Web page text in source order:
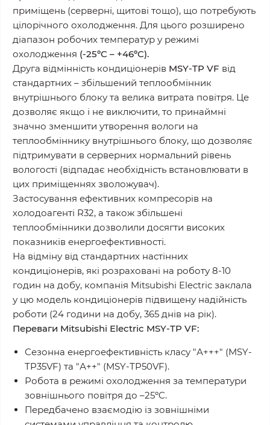
приміщень (серверні, щитові тощо), що потребують
цілорічного охолодження. Для цього розширено
діапазон робочих температур у режимі
охолодження (-25ºC – +46ºC).
Друга відмінність кондиціонерів MSY-TP VF від
стандартних – збільшений теплообмінник
внутрішнього блоку та велика витрата повітря. Це
дозволяє якщо і не виключити, то принаймні
значно зменшити утворення вологи на
теплообміннику внутрішнього блоку, що дозволяє
підтримувати в серверних нормальний рівень
вологості (відпадає необхідність встановлювати в
цих приміщеннях зволожувач).
Застосування ефективних компресорів на
холодоагенті R32, а також збільшені
теплообмінники дозволили досягти високих
показників енергоефективності.
На відміну від стандартних настінних
кондиціонерів, які розраховані на роботу 8-10
годин на добу, компанія Mitsubishi Electric заклала
у цю модель кондиціонерів підвищену надійність
роботи (24 години на добу, 365 днів на рік).
Переваги Mitsubishi Electric MSY-TP VF:
Сезонна енергоефективність класу "А+++" (MSY-
TP35VF) та "А++" (MSY-TP50VF).
Робота в режимі охолодження за температури
зовнішнього повітря до –25ºC.
Передбачено взаємодію із зовнішніми